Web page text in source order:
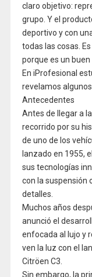
claro objetivo:
grupo. Y el
deportivo y con
todas las cosas.
porque es un
En iProfesional
revelamos
Antecedentes
Antes de llegar a
recorrido por su
de uno de los
lanzado en 1955,
sus tecnologías
con la suspensión
detalles.
Muchos años
anunció el
enfocada al lujo y
ven la luz con el
Citröen C3.
Sin embargo, la